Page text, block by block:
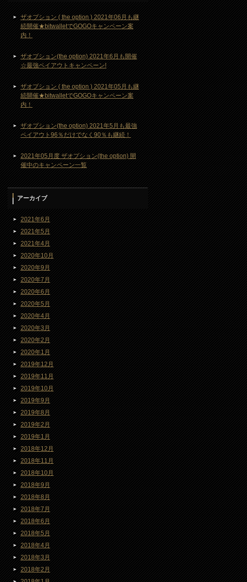
ザオプション ( the option ) 2021年06月も継
続開催★bitwalletでGOGOキャンペーン案
内！
ザオプション(the option) 2021年6月も開催
☆最強ペイアウトキャンペーン!
ザオプション ( the option ) 2021年05月も継
続開催★bitwalletでGOGOキャンペーン案
内！
ザオプション(the option) 2021年5月も最強
ペイアウト96％だけでなく90％も継続！
2021年05月度 ザオプション(the option) 開
催中のキャンペーン一覧
アーカイブ
2021年6月
2021年5月
2021年4月
2020年10月
2020年9月
2020年7月
2020年6月
2020年5月
2020年4月
2020年3月
2020年2月
2020年1月
2019年12月
2019年11月
2019年10月
2019年9月
2019年8月
2019年2月
2019年1月
2018年12月
2018年11月
2018年10月
2018年9月
2018年8月
2018年7月
2018年6月
2018年5月
2018年4月
2018年3月
2018年2月